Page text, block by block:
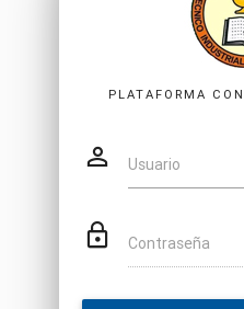
PLATAFORMA
Usuario
Contraseña